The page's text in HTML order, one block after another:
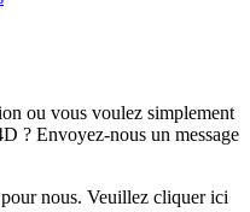
ou vous voulez simplement
? Envoyez-nous un message
nous. Veuillez cliquer ici